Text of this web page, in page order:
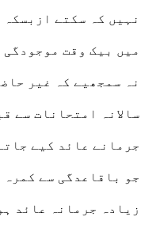
نہیں کہ سکتے ازبسکہ
میں بیک وقت موجودگی
نہ سمجھیے کہ غیر
سالانہ امتحانات سے
جرمانے عائد کیے
جو باقاعدگی سے
زیادہ جرمانہ عائد